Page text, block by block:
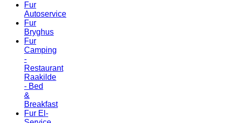
Fur
Autoservice
Fur
Bryghus
Fur
Camping
-
Restaurant
Raakilde
- Bed
&
Breakfast
Fur El-